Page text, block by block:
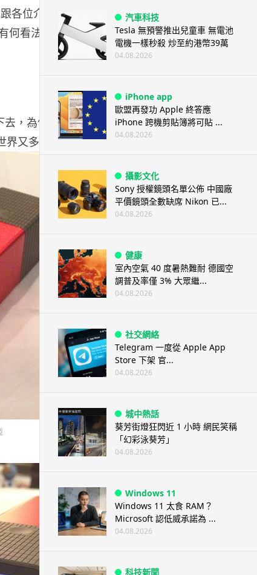
位介紹過這台如叮噹法寶般的神奇相機。它可以
何看法
，為何要更換呢？就是為了「玩具」嘛！今次這
又多了一個新玩具！
汽車科技
Tesla 無預警推出兒童車 無電池
電機一樣秒殺 炒至約港幣39萬
04.08.2026
iPhone app
歐盟再發功 Apple 終答應
iPhone 跨機剪貼簿將可貼 ...
04.08.2026
攝影文化
Sony 授權鏡頭名單公佈 中國廠
平價鏡頭全數缺席 Nikon 已...
04.08.2026
健康
室內空氣 40 度暑熱難耐 德國空
調普及率僅 3% 大眾繼...
04.08.2026
社交網絡
Telegram 一度從 Apple App
Store 下架 官...
04.08.2026
城中熱話
葵芳街燈狂閃近 1 小時 網民笑稱
「幻彩泳葵芳」
04.08.2026
Windows 11
Windows 11 太食 RAM？
Microsoft 認低威承諾為 ...
04.08.2026
科技新聞